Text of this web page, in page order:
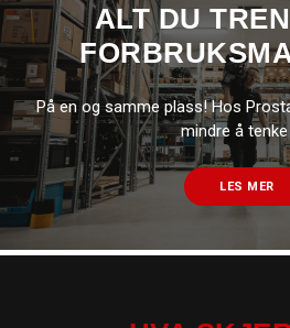
ALT DU
På en og samme plass! Hos
mindre å tenke
LES MER